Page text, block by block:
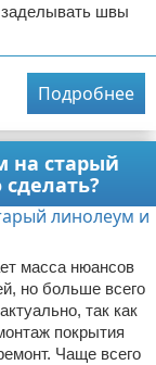
заделывать швы
Подробнее
на старый
масса нюансов
но больше всего
так как
покрытия
Чаще всего